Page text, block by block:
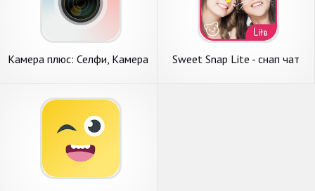
Камера плюс: Селфи, Камера
Sweet Snap Lite - снап чат